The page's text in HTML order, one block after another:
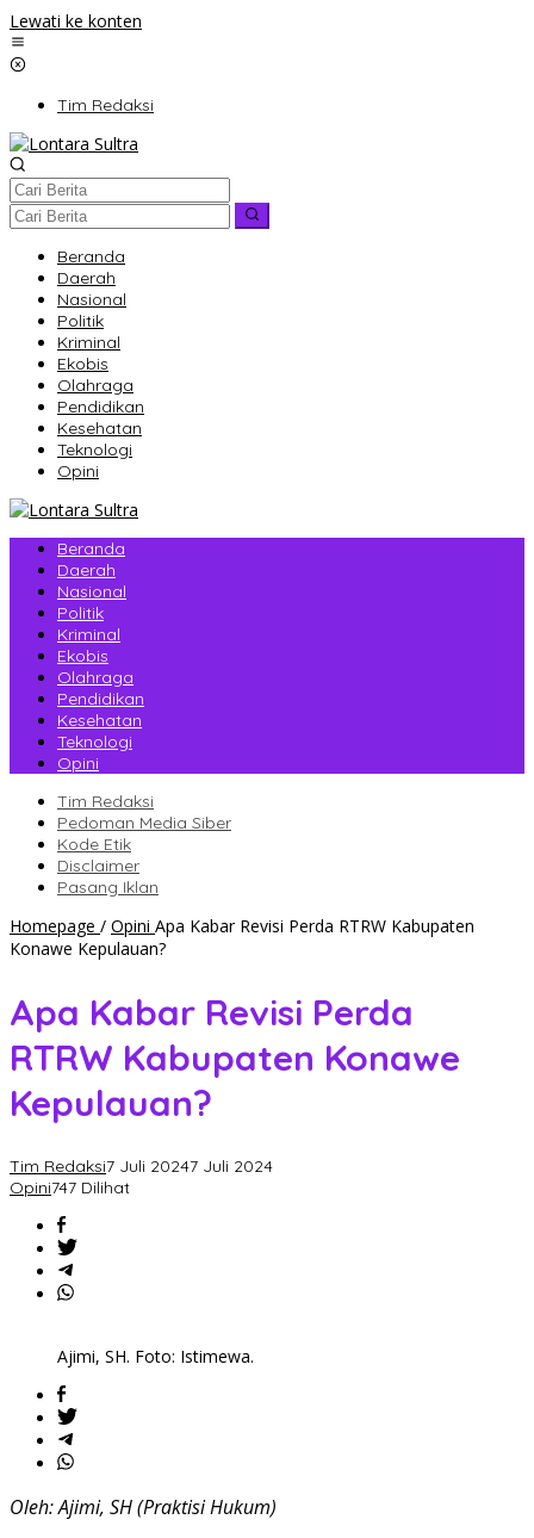
Lewati ke konten
Tim Redaksi
Beranda
Daerah
Nasional
Politik
Kriminal
Ekobis
Olahraga
Pendidikan
Kesehatan
Teknologi
Opini
Beranda
Daerah
Nasional
Politik
Kriminal
Ekobis
Olahraga
Pendidikan
Kesehatan
Teknologi
Opini
Tim Redaksi
Pedoman Media Siber
Kode Etik
Disclaimer
Pasang Iklan
Homepage / Opini Apa Kabar Revisi Perda RTRW Kabupaten
Konawe Kepulauan?
Apa Kabar Revisi Perda
RTRW Kabupaten Konawe
Kepulauan?
Tim Redaksi7 Juli 20247 Juli 2024
Opini747 Dilihat
Ajimi, SH. Foto: Istimewa.
Oleh: Ajimi, SH (Praktisi Hukum)